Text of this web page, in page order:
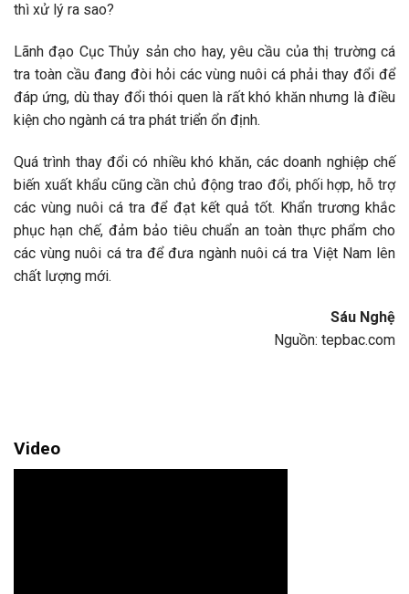
thì xử lý ra sao?
Lãnh đạo Cục Thủy sản cho hay, yêu cầu của thị trường cá
tra toàn cầu đang đòi hỏi các vùng nuôi cá phải thay đổi để
đáp ứng, dù thay đổi thói quen là rất khó khăn nhưng là điều
kiện cho ngành cá tra phát triển ổn định.
Quá trình thay đổi có nhiều khó khăn, các doanh nghiệp chế
biến xuất khẩu cũng cần chủ động trao đổi, phối hợp, hỗ trợ
các vùng nuôi cá tra để đạt kết quả tốt. Khẩn trương khắc
phục hạn chế, đảm bảo tiêu chuẩn an toàn thực phẩm cho
các vùng nuôi cá tra để đưa ngành nuôi cá tra Việt Nam lên
chất lượng mới.
Sáu Nghệ
Nguồn: tepbac.com
Video